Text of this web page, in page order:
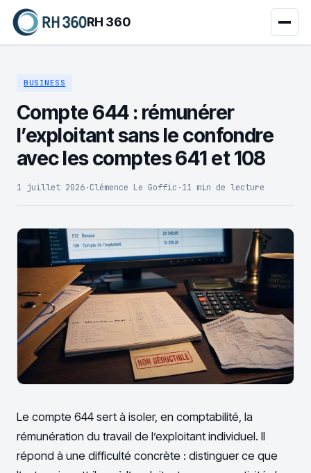
RH 360
BUSINESS
Compte 644 : rémunérer
l’exploitant sans le confondre
avec les comptes 641 et 108
1 juillet 2026·Clémence Le Goffic ·11 min de lecture
Le compte 644 sert à isoler, en comptabilité, la
rémunération du travail de l’exploitant individuel. Il
répond à une difficulté concrète : distinguer ce que